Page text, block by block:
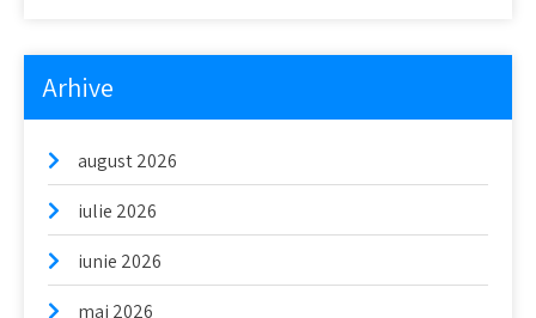
Arhive
august 2026
iulie 2026
iunie 2026
mai 2026